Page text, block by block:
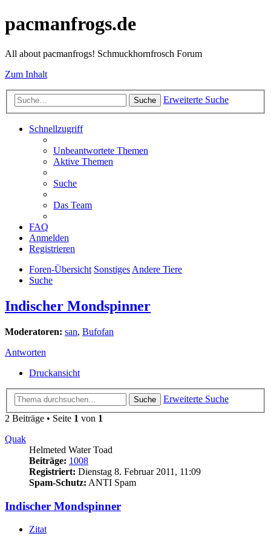
pacmanfrogs.de
All about pacmanfrogs! Schmuckhornfrosch Forum
Zum Inhalt
Suche Erweiterte Suche
Schnellzugriff
Unbeantwortete Themen
Aktive Themen
Suche
Das Team
FAQ
Anmelden
Registrieren
Foren-Übersicht SonstigesAndere Tiere
Suche
Indischer Mondspinner
Moderatoren: san, Bufofan
Antworten
Druckansicht
Suche
Erweiterte Suche
2 Beiträge • Seite 1 von 1
Quak
Helmeted Water Toad
Beiträge: 1008
Registriert: Dienstag 8. Februar 2011, 11:09
Spam-Schutz: ANTI Spam
Indischer Mondspinner
Zitat